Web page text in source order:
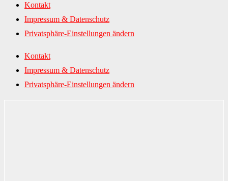
Kontakt
Impressum & Datenschutz
Privatsphäre-Einstellungen ändern
Kontakt
Impressum & Datenschutz
Privatsphäre-Einstellungen ändern